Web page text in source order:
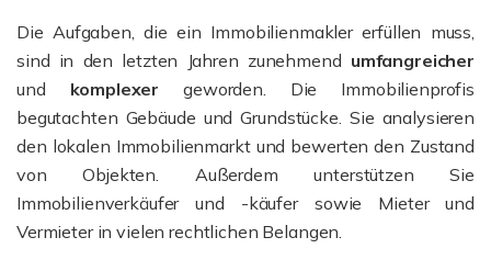
Die Aufgaben, die ein Immobilienmakler erfüllen muss,
sind in den letzten Jahren zunehmend umfangreicher
und komplexer geworden. Die Immobilienprofis
begutachten Gebäude und Grundstücke. Sie analysieren
den lokalen Immobilienmarkt und bewerten den Zustand
von Objekten. Außerdem unterstützen Sie
Immobilienverkäufer und -käufer sowie Mieter und
Vermieter in vielen rechtlichen Belangen.